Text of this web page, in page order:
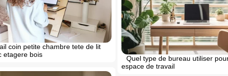
coin petite chambre tete de lit
etagere bois
Quel type de bureau utiliser
espace de travail